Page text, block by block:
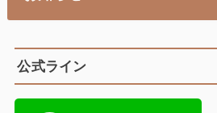
公式ライン